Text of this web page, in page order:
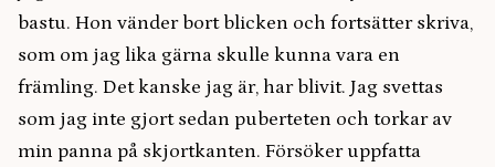
bastu. Hon vänder bort blicken och fortsätter skriva,
som om jag lika gärna skulle kunna vara en
främling. Det kanske jag är, har blivit. Jag svettas
som jag inte gjort sedan puberteten och torkar av
min panna på skjortkanten. Försöker uppfatta